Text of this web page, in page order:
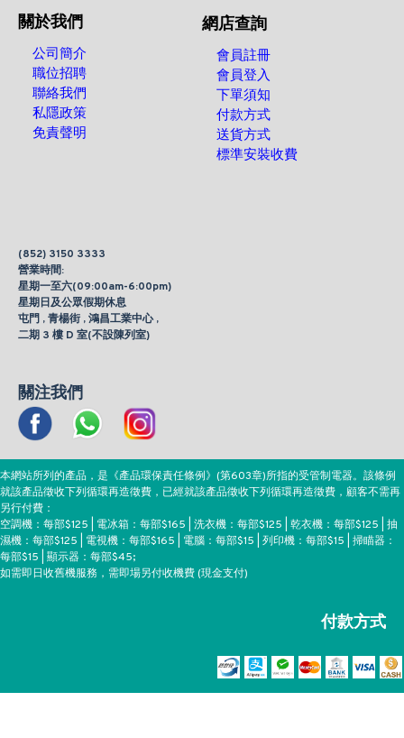
關於我們
公司簡介
職位招聘
聯絡我們
私隱政策
免責聲明
網店查詢
會員註冊
會員登入
下單須知
付款方式
送貨方式
標準安裝收費
(852) 3150 3333
營業時間:
星期一至六(09:00am-6:00pm)
星期日及公眾假期休息
屯門 , 青楊街 , 鴻昌工業中心 ,
二期 3 樓 D 室(不設陳列室)
關注我們
本網站所列的產品，是《產品環保責任條例》(第603章)所指的受管制電器。該條例
就該產品徵收下列循環再造徵費，已經就該產品徵收下列循環再造徵費，顧客不需再
另行付費：
空調機：每部$125 | 電冰箱：每部$165 | 洗衣機：每部$125 | 乾衣機：每部$125 | 抽
濕機：每部$125 | 電視機：每部$165 | 電腦：每部$15 | 列印機：每部$15 | 掃瞄器：
每部$15 | 顯示器：每部$45;
如需即日收舊機服務，需即場另付收機費 (現金支付)
付款方式